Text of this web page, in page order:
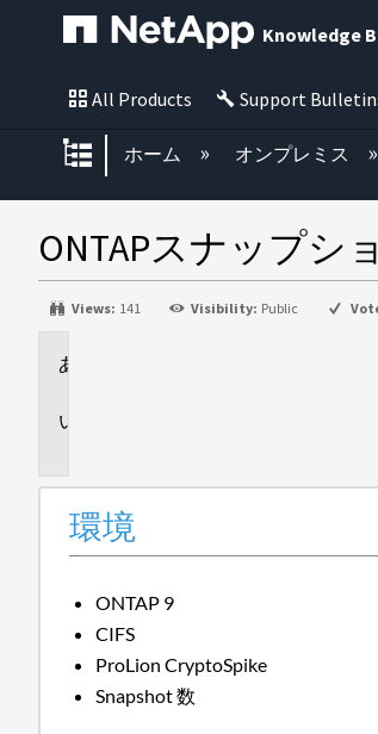
Knowledge
All Products Support
グローバル階層を
ホーム オンプレミス
ONTAPスナップ
Views: 141 Visibility: Public
環境
ONTAP 9
CIFS
ProLion CryptoSpike
Snapshot 数